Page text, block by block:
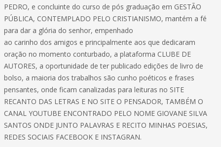
PEDRO, e concluinte do curso de pós graduação em GESTÃO
PÚBLICA, CONTEMPLADO PELO CRISTIANISMO, mantém a fé
para dar a glória do senhor, empenhado
ao carinho dos amigos e principalmente aos que dedicaram
oração no momento conturbado, a plataforma CLUBE DE
AUTORES, a oportunidade de ter publicado edições de livro de
bolso, a maioria dos trabalhos são cunho poéticos e frases
pensantes, onde ficam canalizadas para leituras no SITE
RECANTO DAS LETRAS E NO SITE O PENSADOR, TAMBÉM O
CANAL YOUTUBE ENCONTRADO PELO NOME GIOVANE SILVA
SANTOS ONDE JUNTO PALAVRAS E RECITO MINHAS POESIAS,
REDES SOCIAIS FACEBOOK E INSTAGRAN.